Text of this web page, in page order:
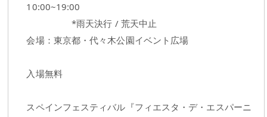
10:00~19:00
*雨天決行 / 荒天中止
会場：東京都・代々木公園イベント広場
入場無料
スペインフェスティバル『フィエスタ・デ・エスパーニ